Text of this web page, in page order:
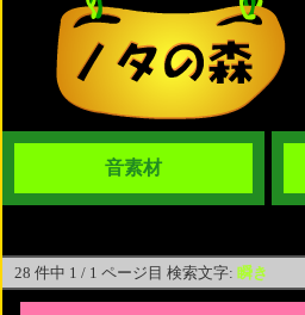
音素材
28 件中 1 / 1 ページ目 検索文字: 瞬き